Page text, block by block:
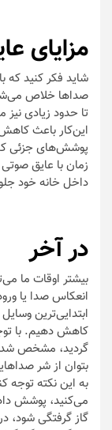
مزایای
شاید فکر کنید که
صداها خلاص
تا حدود زیادی نیز
این‌کار باعث
پوشش‌های جزئی
زمان با عایق
داخل خانه خود
در آخر
بیشتر اوقات ما
انعکاس صدا یا
ابتدایی‌ترین
کاهش دهیم. با
گردید، مشخص شد
بتوان از شر
به این نکته توجه
می‌کنید، پوشش
گاز گرفتگی شود،